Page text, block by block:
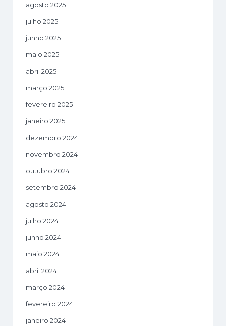
agosto 2025
julho 2025
junho 2025
maio 2025
abril 2025
março 2025
fevereiro 2025
janeiro 2025
dezembro 2024
novembro 2024
outubro 2024
setembro 2024
agosto 2024
julho 2024
junho 2024
maio 2024
abril 2024
março 2024
fevereiro 2024
janeiro 2024